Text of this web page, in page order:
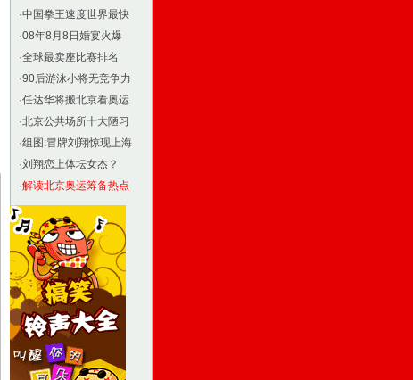
·中国拳王速度世界最快
·08年8月8日婚宴火爆
·全球最卖座比赛排名
·90后游泳小将无竞争力
·任达华将搬北京看奥运
·北京公共场所十大陋习
·组图:冒牌刘翔惊现上海
·刘翔恋上体坛女杰？
·解读北京奥运筹备热点